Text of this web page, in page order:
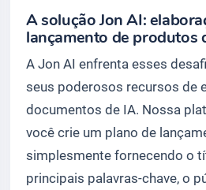
A solução Jon AI:
lançamento de produtos
A Jon AI enfrenta esses
seus poderosos recursos de
documentos de IA. Nossa
você crie um plano de
simplesmente fornecendo o
principais palavras-chave, o